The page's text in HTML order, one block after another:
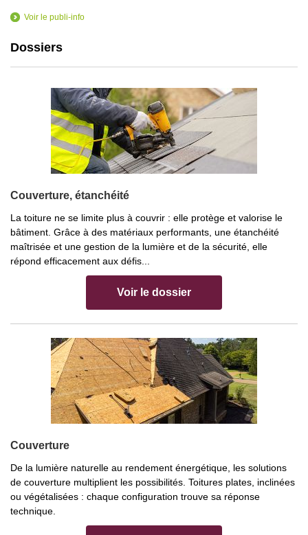
Voir le publi-info
Dossiers
Couverture, étanchéité
La toiture ne se limite plus à couvrir : elle protège et valorise le
bâtiment. Grâce à des matériaux performants, une étanchéité
maîtrisée et une gestion de la lumière et de la sécurité, elle
répond efficacement aux défis...
Voir le dossier
Couverture
De la lumière naturelle au rendement énergétique, les solutions
de couverture multiplient les possibilités. Toitures plates, inclinées
ou végétalisées : chaque configuration trouve sa réponse
technique.